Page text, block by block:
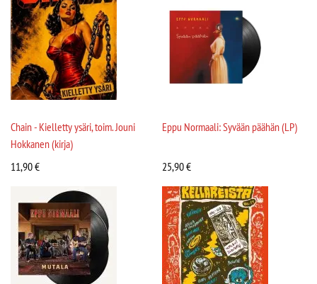
Chain - Kielletty ysäri, toim. Jouni
Hokkanen (kirja)
11,90€
Eppu Normaali: Syvään päähän (LP)
25,90€